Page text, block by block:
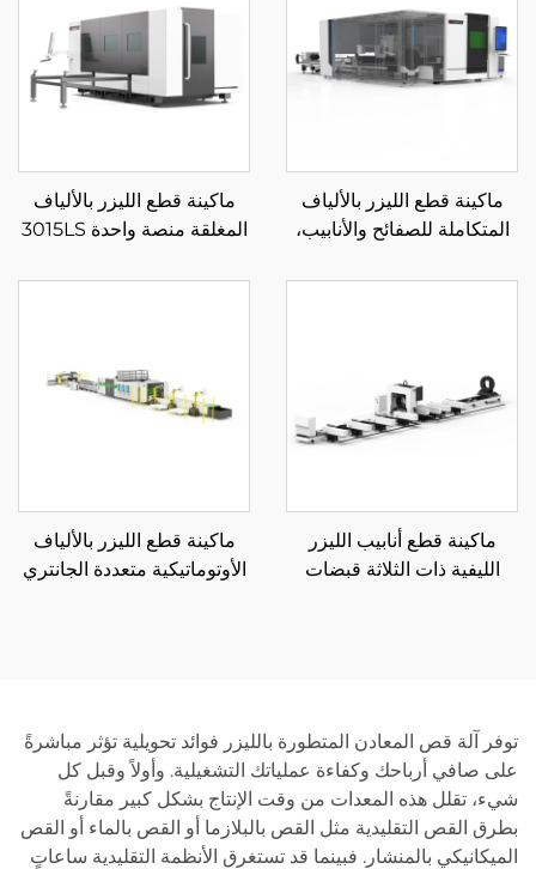
ماكينة قطع الليزر بالألياف
المتكاملة للصفائح والأنابيب،
ماكينة قطع الليزر بالألياف
المغلقة منصة واحدة 3015LS
ماكينة قطع أنابيب الليزر
الليفية ذات الثلاثة قبضات
ماكينة قطع الليزر بالألياف
الأوتوماتيكية متعددة الجانتري
توفر آلة قص المعادن المتطورة بالليزر فوائد تحويلية تؤثر مباشرةً
على صافي أرباحك وكفاءة عملياتك التشغيلية. وأولاً وقبل كل
شيء، تقلل هذه المعدات من وقت الإنتاج بشكل كبير مقارنةً
بطرق القص التقليدية مثل القص بالبلازما أو القص بالماء أو القص
الميكانيكي بالمنشار. فبينما قد تستغرق الأنظمة التقليدية ساعاتٍ